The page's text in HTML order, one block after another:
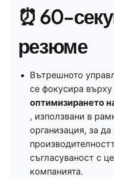
⏰ 60-
резюме
Вътрешното
се фокусира върху
оптимизирането
, използвани в
организация, за
съгласуваност с
компанията.